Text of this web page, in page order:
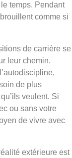
temps. Pendant
comme si
de carrière se
leur chemin.
de plus
veulent. Si
ou sans votre
de vivre avec
extérieure est